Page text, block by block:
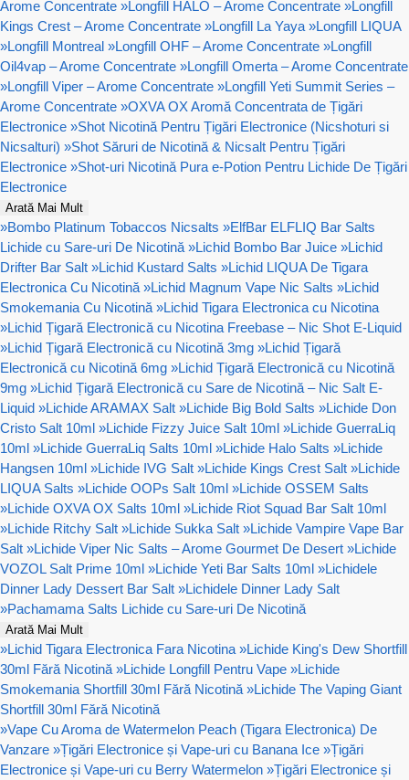
Arome Concentrate »Longfill HALO – Arome Concentrate »Longfill
Kings Crest – Arome Concentrate »Longfill La Yaya »Longfill LIQUA
»Longfill Montreal »Longfill OHF – Arome Concentrate »Longfill
Oil4vap – Arome Concentrate »Longfill Omerta – Arome Concentrate
»Longfill Viper – Arome Concentrate »Longfill Yeti Summit Series –
Arome Concentrate »OXVA OX Aromă Concentrata de Țigări
Electronice »Shot Nicotină Pentru Țigări Electronice (Nicshoturi si
Nicsalturi) »Shot Săruri de Nicotină & Nicsalt Pentru Țigări
Electronice »Shot-uri Nicotină Pura e-Potion Pentru Lichide De Țigări
Electronice
Arată Mai Mult
»Bombo Platinum Tobaccos Nicsalts »ElfBar ELFLIQ Bar Salts
Lichide cu Sare-uri De Nicotină »Lichid Bombo Bar Juice »Lichid
Drifter Bar Salt »Lichid Kustard Salts »Lichid LIQUA De Tigara
Electronica Cu Nicotină »Lichid Magnum Vape Nic Salts »Lichid
Smokemania Cu Nicotină »Lichid Tigara Electronica cu Nicotina
»Lichid Țigară Electronică cu Nicotina Freebase – Nic Shot E-Liquid
»Lichid Țigară Electronică cu Nicotină 3mg »Lichid Țigară
Electronică cu Nicotină 6mg »Lichid Țigară Electronică cu Nicotină
9mg »Lichid Țigară Electronică cu Sare de Nicotină – Nic Salt E-
Liquid »Lichide ARAMAX Salt »Lichide Big Bold Salts »Lichide Don
Cristo Salt 10ml »Lichide Fizzy Juice Salt 10ml »Lichide GuerraLiq
10ml »Lichide GuerraLiq Salts 10ml »Lichide Halo Salts »Lichide
Hangsen 10ml »Lichide IVG Salt »Lichide Kings Crest Salt »Lichide
LIQUA Salts »Lichide OOPs Salt 10ml »Lichide OSSEM Salts
»Lichide OXVA OX Salts 10ml »Lichide Riot Squad Bar Salt 10ml
»Lichide Ritchy Salt »Lichide Sukka Salt »Lichide Vampire Vape Bar
Salt »Lichide Viper Nic Salts – Arome Gourmet De Desert »Lichide
VOZOL Salt Prime 10ml »Lichide Yeti Bar Salts 10ml »Lichidele
Dinner Lady Dessert Bar Salt »Lichidele Dinner Lady Salt
»Pachamama Salts Lichide cu Sare-uri De Nicotină
Arată Mai Mult
»Lichid Tigara Electronica Fara Nicotina »Lichide King's Dew Shortfill
30ml Fără Nicotină »Lichide Longfill Pentru Vape »Lichide
Smokemania Shortfill 30ml Fără Nicotină »Lichide The Vaping Giant
Shortfill 30ml Fără Nicotină
»Vape Cu Aroma de Watermelon Peach (Tigara Electronica) De
Vanzare »Țigări Electronice și Vape-uri cu Banana Ice »Țigări
Electronice și Vape-uri cu Berry Watermelon »Țigări Electronice și